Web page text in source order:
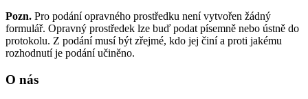
Pozn. Pro podání opravného prostředku není vytvořen žádný
formulář. Opravný prostředek lze buď podat písemně nebo ústně do
protokolu. Z podání musí být zřejmé, kdo jej činí a proti jakému
rozhodnutí je podání učiněno.
O nás